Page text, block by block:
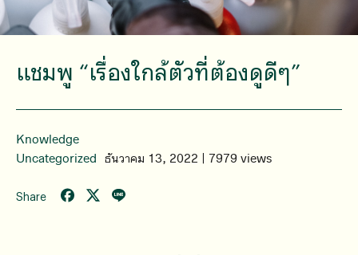
แชมพู “เรื่องใกล้ตัวที่ต้องดูดีๆ”
Knowledge
Uncategorized ธันวาคม 13, 2022 | 7979 views
Share